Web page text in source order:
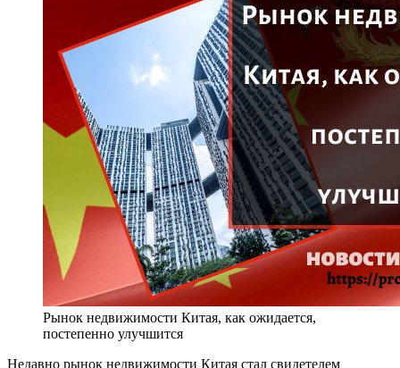
Рынок недвижимости Китая, как ожидается,
постепенно улучшится
Недавно рынок недвижимости Китая стал свидетелем